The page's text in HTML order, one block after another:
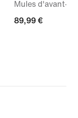
Mules d'avant-
89,99 €
89,99 €